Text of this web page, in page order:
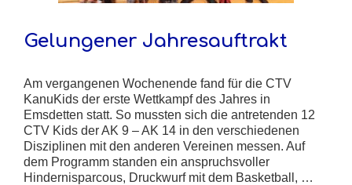
Gelungener Jahresauftrakt
Am vergangenen Wochenende fand für die CTV
KanuKids der erste Wettkampf des Jahres in
Emsdetten statt. So mussten sich die antretenden 12
CTV Kids der AK 9 – AK 14 in den verschiedenen
Disziplinen mit den anderen Vereinen messen. Auf
dem Programm standen ein anspruchsvoller
Hindernisparcous, Druckwurf mit dem Basketball, …